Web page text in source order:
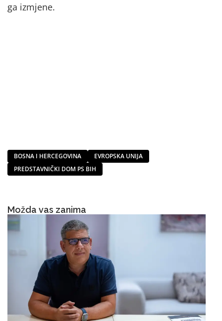
ga izmjene.
BOSNA I HERCEGOVINA
EVROPSKA UNIJA
PREDSTAVNIČKI DOM PS BIH
Možda vas zanima